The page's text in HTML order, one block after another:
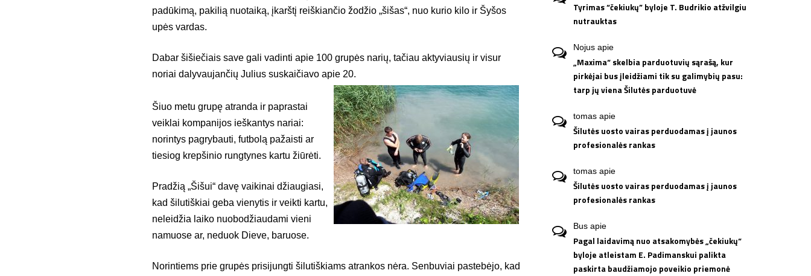
padūkimą, pakilią nuotaiką, įkarštį reiškiančio žodžio „šišas“, nuo kurio kilo ir Šyšos
upės vardas.
Dabar šišiečiais save gali vadinti apie 100 grupės narių, tačiau aktyviausių ir visur
noriai dalyvaujančių Julius suskaičiavo apie 20.
Šiuo metu grupę atranda ir paprastai
veiklai kompanijos ieškantys nariai:
norintys pagrybauti, futbolą pažaisti ar
tiesiog krepšinio rungtynes kartu žiūrėti.
Pradžią „Šišui“ davę vaikinai džiaugiasi,
kad šilutiškiai geba vienytis ir veikti kartu,
neleidžia laiko nuobodžiaudami vieni
namuose ar, neduok Dieve, baruose.
Norintiems prie grupės prisijungti šilutiškiams atrankos nėra. Senbuviai pastebėjo, kad
Tyrimas “čekiukų” byloje T. Budrikio atžvilgiu
nutrauktas
Nojus apie
„Maxima“ skelbia parduotuvių sąrašą, kur
pirkėjai bus įleidžiami tik su galimybių pasu:
tarp jų viena Šilutės parduotuvė
tomas apie
Šilutės uosto vairas perduodamas į jaunos
profesionalės rankas
tomas apie
Šilutės uosto vairas perduodamas į jaunos
profesionalės rankas
Bus apie
Pagal laidavimą nuo atsakomybės „čekiukų“
byloje atleistam E. Padimanskui palikta
paskirta baudžiamojo poveikio priemonė